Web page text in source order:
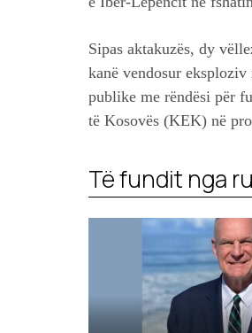
Sipas aktakuzës, dy
kanë vendosur
publike me rëndësi për
të Kosovës (KEK) në
Të fundit nga